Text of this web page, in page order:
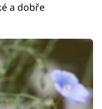
a dobře